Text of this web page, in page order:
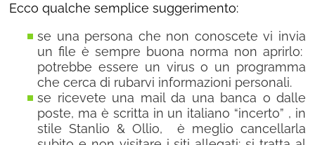
Ecco qualche semplice suggerimento:
se una persona che non conoscete vi invia
un file è sempre buona norma non aprirlo:
potrebbe essere un virus o un programma
che cerca di rubarvi informazioni personali.
se ricevete una mail da una banca o dalle
poste, ma è scritta in un italiano “incerto” , in
stile Stanlio & Ollio, è meglio cancellarla